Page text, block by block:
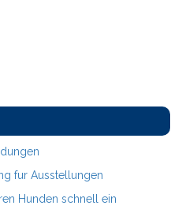
fur Ausstellungen
Hunden schnell ein